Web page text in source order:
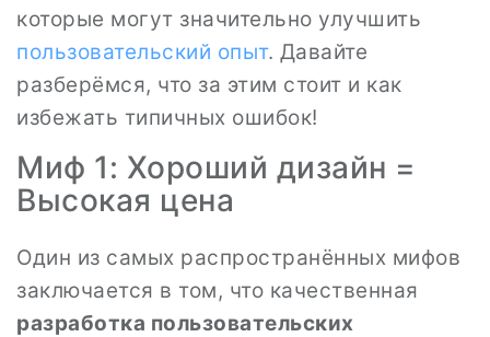
которые могут значительно улучшить
пользовательский опыт. Давайте
разберёмся, что за этим стоит и как
избежать типичных ошибок!
Миф 1: Хороший дизайн =
Высокая цена
Один из самых распространённых мифов
заключается в том, что качественная
разработка пользовательских